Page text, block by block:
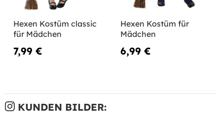
Hexen Kostüm classic
für Mädchen
7,99 €
Hexen Kostüm für
Mädchen
6,99 €
KUNDEN BILDER: